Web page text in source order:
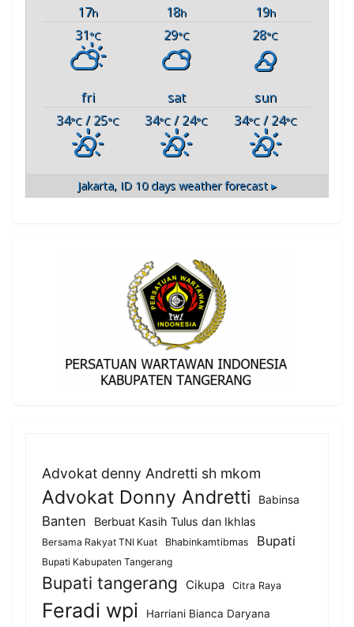
17h 18h 19h
31°C 29°C 28°C
fri sat
sun
34°C / 25°C 34°C / 24°C 34°C/ 24°C
Jakarta, ID 10 days weather forecast ▸
Advokat denny Andretti sh mkom
Advokat Donny Andretti Babinsa
Banten Berbuat Kasih Tulus dan Ikhlas
Bersama Rakyat TNI Kuat Bhabinkamtibmas Bupati
Bupati Kabupaten Tangerang
Bupati tangerang Cikupa Citra Raya
Feradi wpi Harriani Bianca Daryana